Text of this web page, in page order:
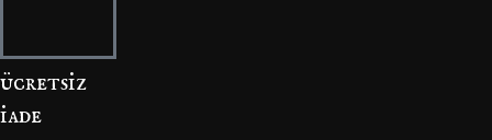
ücretsi̇z
i̇ade